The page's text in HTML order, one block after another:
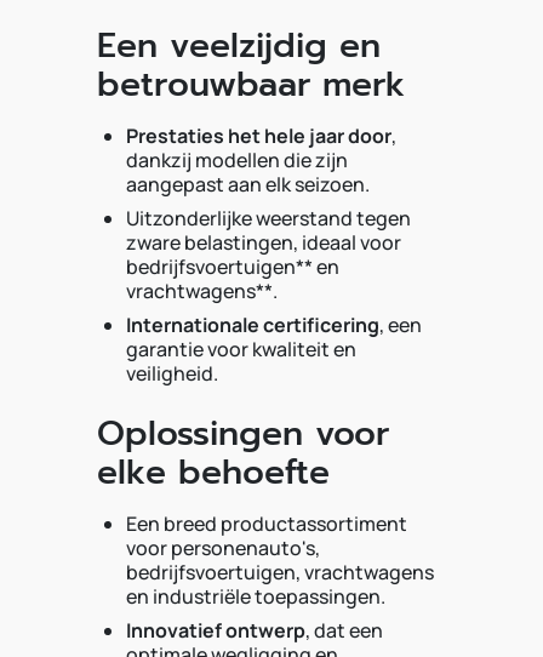
Een veelzijdig en
betrouwbaar merk
Prestaties het hele jaar door,
dankzij modellen die zijn
aangepast aan elk seizoen.
Uitzonderlijke weerstand tegen
zware belastingen, ideaal voor
bedrijfsvoertuigen** en
vrachtwagens**.
Internationale certificering, een
garantie voor kwaliteit en
veiligheid.
Oplossingen voor
elke behoefte
Een breed productassortiment
voor personenauto's,
bedrijfsvoertuigen, vrachtwagens
en industriële toepassingen.
Innovatief ontwerp, dat een